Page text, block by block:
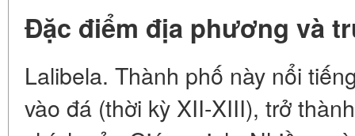
Đặc điểm địa phương và
Lalibela. Thành phố này nổi
vào đá (thời kỳ XII-XIII), trở